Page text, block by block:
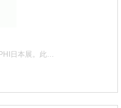
日本展。此…